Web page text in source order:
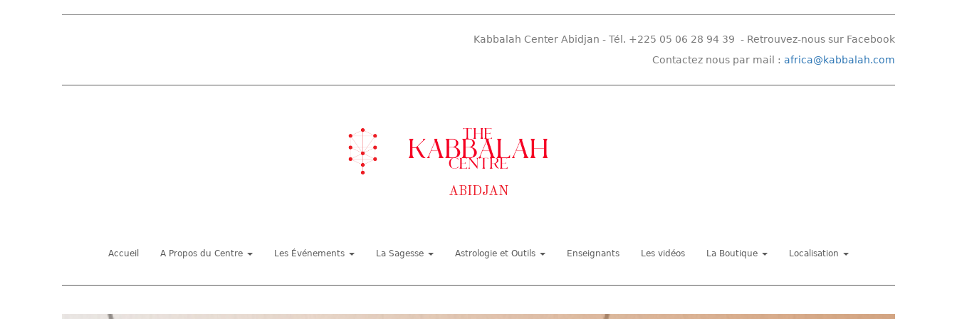
Kabbalah Center Abidjan - Tél. +225 05 06 28 94 39 - Retrouvez-nous sur Facebook
Contactez nous par mail : africa@kabbalah.com
ABIDJAN
Accueil A Propos du Centre Les Événements La Sagesse Astrologie et Outils Enseignants Les vidéos La Boutique Localisation